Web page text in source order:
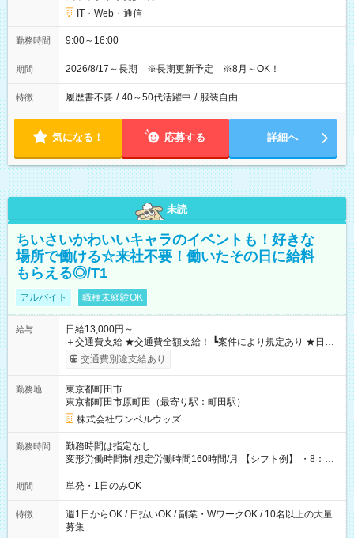
IT・Web・通信
勤務時間 9:00～16:00
期間 2026/8/17～長期 ※長期更新予定 ※8月～OK！
特徴 履歴書不要 / 40～50代活躍中 / 服装自由
気になる！ 応募する 詳細へ
未読
ちいさいかわいいキャラのイベントも！好きな
場所で働ける☆来社不要！働いたその日に給料
もらえる◎/T1
アルバイト 職種未経験OK
給与
日給13,000円～
＋交通費支給 ★交通費全額支給！ ┗案件により規定あり ★日払
いOK！（規定あり） ┗働いたその日に現金GET♪ お仕事後はコ
ンビニATMから 日払い分を引き落とせます！ 【試用期間】試
交通費別途支給あり
勤務地
東京都町田市
東京都町田市原町田（最寄り駅：町田駅）
株式会社ワンベルウッズ
勤務時間
勤務時間は指定なし
変形労働時間制 想定労働時間160時間/月 【シフト例】 ・8：00
～21：00
期間 単発・1日のみOK
特徴
週1日からOK / 日払いOK / 副業・WワークOK / 10名以上の大量
募集